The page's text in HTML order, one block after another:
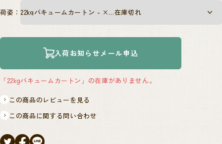
荷姿：
入荷お知らせメール申込
「22kgバキュームカートン」の在庫がありません。
この商品のレビューを見る
この商品に関する問い合わせ